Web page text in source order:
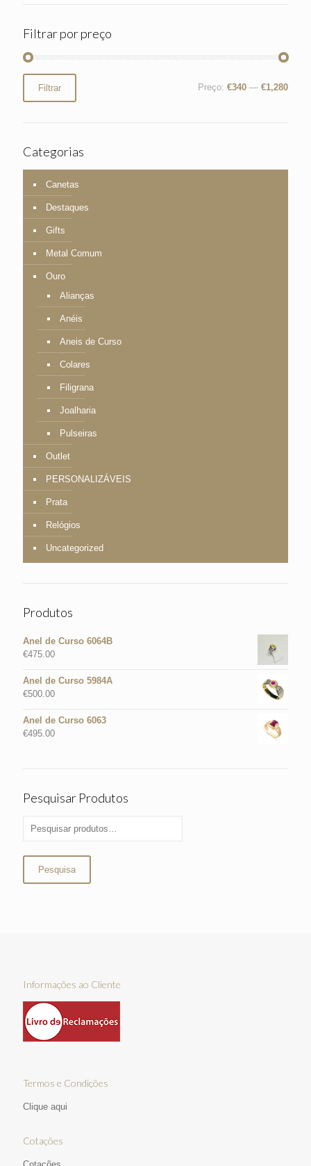
Filtrar por preço
mínimo
máximo
Filtrar Preço: €340 — €1,280
Categorias
Canetas
Destaques
Gifts
Metal Comum
Ouro
Alianças
Anéis
Aneis de Curso
Colares
Filigrana
Joalharia
Pulseiras
Outlet
PERSONALIZÁVEIS
Prata
Relógios
Uncategorized
Produtos
Anel de Curso 6064B
€475.00
Anel de Curso 5984A
€500.00
Anel de Curso 6063
€495.00
Pesquisar Produtos
Pesquisa
Informações ao Cliente
Termos e Condições
Clique aqui
Cotações